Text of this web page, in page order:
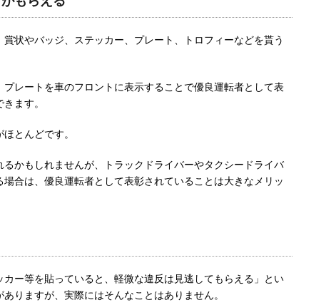
状やバッジ、ステッカー、プレート、トロフィーなどを貰う
レートを車のフロントに表示することで優良運転者として表
ます。
とんどです。
かもしれませんが、トラックドライバーやタクシードライバ
合は、優良運転者として表彰されていることは大きなメリッ
カー等を貼っていると、軽微な違反は見逃してもらえる」とい
りますが、実際にはそんなことはありません。